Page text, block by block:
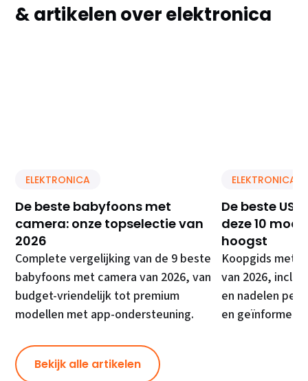
& artikelen over elektronica
ELEKTRONICA
De beste babyfoons met
camera: onze topselectie van
2026
Complete vergelijking van de 9 beste
babyfoons met camera van 2026, van
budget-vriendelijk tot premium
modellen met app-ondersteuning.
ELEKTRONICA
De beste
deze 10
hoogst
Koopgids met
van 2026,
en nadelen per
en
Bekijk alle artikelen